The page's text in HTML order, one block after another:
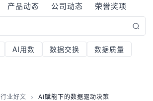
产品动态 公司动态 荣誉奖项
AI用数 数据交换
数据质量
行业好文 > AI赋能下的数据驱动决策